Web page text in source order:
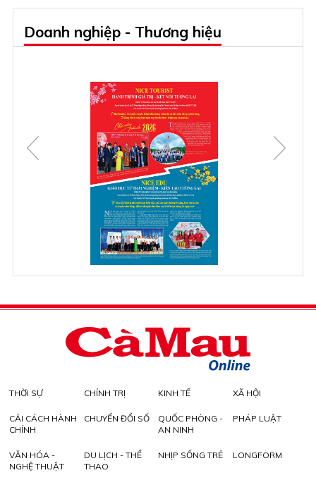
Doanh nghiệp - Thương hiệu
THỜI SỰ CHÍNH TRỊ KINH TẾ XÃ HỘI
CẢI CÁCH HÀNH
CHÍNH
CHUYỂN ĐỔI SỐ
QUỐC PHÒNG -
AN NINH
PHÁP LUẬT
VĂN HÓA -
NGHỆ THUẬT
DU LỊCH - THỂ
THAO
NHỊP SỐNG TRẺ LONGFORM